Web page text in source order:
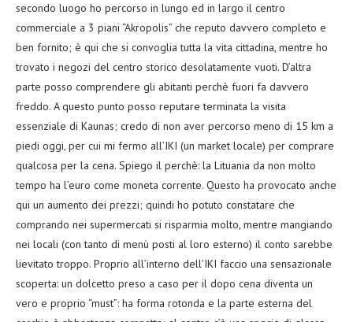
secondo luogo ho percorso in lungo ed in largo il centro
commerciale a 3 piani “Akropolis” che reputo davvero completo e
ben fornito; è qui che si convoglia tutta la vita cittadina, mentre ho
trovato i negozi del centro storico desolatamente vuoti. D’altra
parte posso comprendere gli abitanti perchè fuori fa davvero
freddo. A questo punto posso reputare terminata la visita
essenziale di Kaunas; credo di non aver percorso meno di 15 km a
piedi oggi, per cui mi fermo all’IKI (un market locale) per comprare
qualcosa per la cena. Spiego il perchè: la Lituania da non molto
tempo ha l’euro come moneta corrente. Questo ha provocato anche
qui un aumento dei prezzi; quindi ho potuto constatare che
comprando nei supermercati si risparmia molto, mentre mangiando
nei locali (con tanto di menù posti al loro esterno) il conto sarebbe
lievitato troppo. Proprio all’interno dell’IKI faccio una sensazionale
scoperta: un dolcetto preso a caso per il dopo cena diventa un
vero e proprio “must”: ha forma rotonda e la parte esterna del